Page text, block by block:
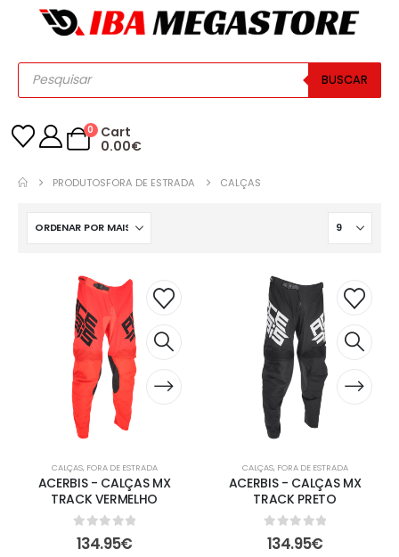
BUSCAR
0
Cart
0.00€
PRODUTOSFORA DE ESTRADA CALÇAS
CALÇAS, FORA DE ESTRADA
ACERBIS - CALÇAS MX
TRACK VERMELHO
0out of 5
134.95€
CALÇAS, FORA DE ESTRADA
ACERBIS - CALÇAS MX
TRACK PRETO
0out of 5
134.95€